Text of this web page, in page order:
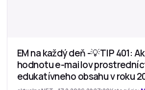
EM na každý deň -💡TIP 401:
hodnotu e-mailov
edukatívneho obsahu v roku